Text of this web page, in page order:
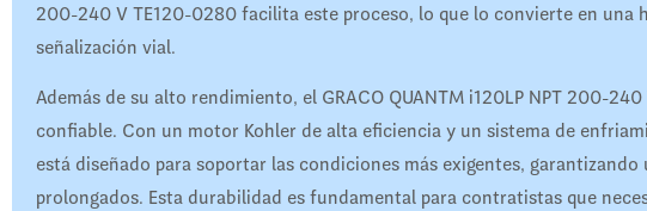
200-240 V TE120-0280 facilita este proceso, lo que lo convierte en una
señalización vial.
Además de su alto rendimiento, el GRACO QUANTM i120LP NPT 200-
confiable. Con un motor Kohler de alta eficiencia y un sistema de
está diseñado para soportar las condiciones más exigentes,
prolongados. Esta durabilidad es fundamental para contratistas que